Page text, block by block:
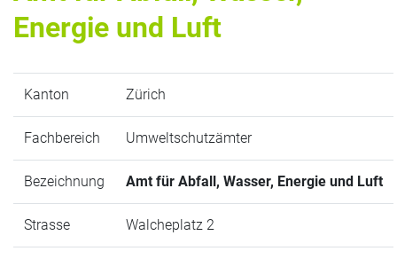
Energie und Luft
Kanton Zürich
Fachbereich Umweltschutzämter
Bezeichnung Amt für Abfall, Wasser, Energie und Luft
Strasse Walcheplatz 2